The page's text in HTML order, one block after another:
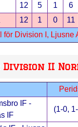
12 5 1 6
12 1 0 11
för Division I, Ljusne
II
IF -
IF
(1-0,